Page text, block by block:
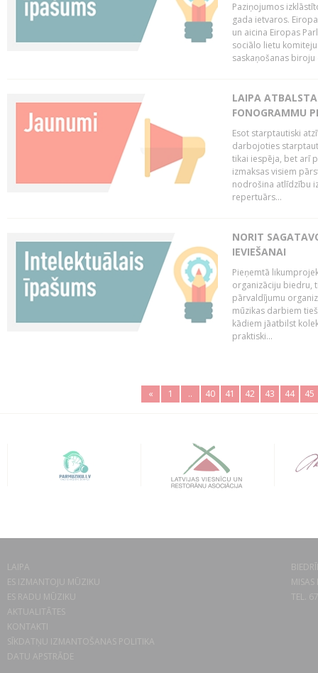
Paziņojumos
gada ietvaros.
un aicina Eiropas
sociālo lietu
saskaņošanas biroju
LAIPA
FONOGRAMMU
Esot starptautiski
darbojoties
tikai iespēja, bet arī
izmaksas visiem
nodrošina atlīdzību
repertuārs...
NORIT
IEVIEŠANAI
Pieņemtā
organizāciju biedru,
pārvaldījumu
mūzikas darbiem
kādiem jāatbilst
praktiski...
« 1 .. 40 41 42 43 44 45
LAIPA
ES IZMANTOJU MŪZIKU
ES RADU MŪZIKU
AKTUALITĀTES
KONTAKTI
SĪKDATŅU IZMANTOŠANAS POLITIKA
DATU APSTRĀDE
TEL.